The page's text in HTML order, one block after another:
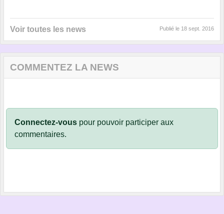
Voir toutes les news Publié le 18 sept. 2016
COMMENTEZ LA NEWS
Connectez-vous pour pouvoir participer aux
commentaires.